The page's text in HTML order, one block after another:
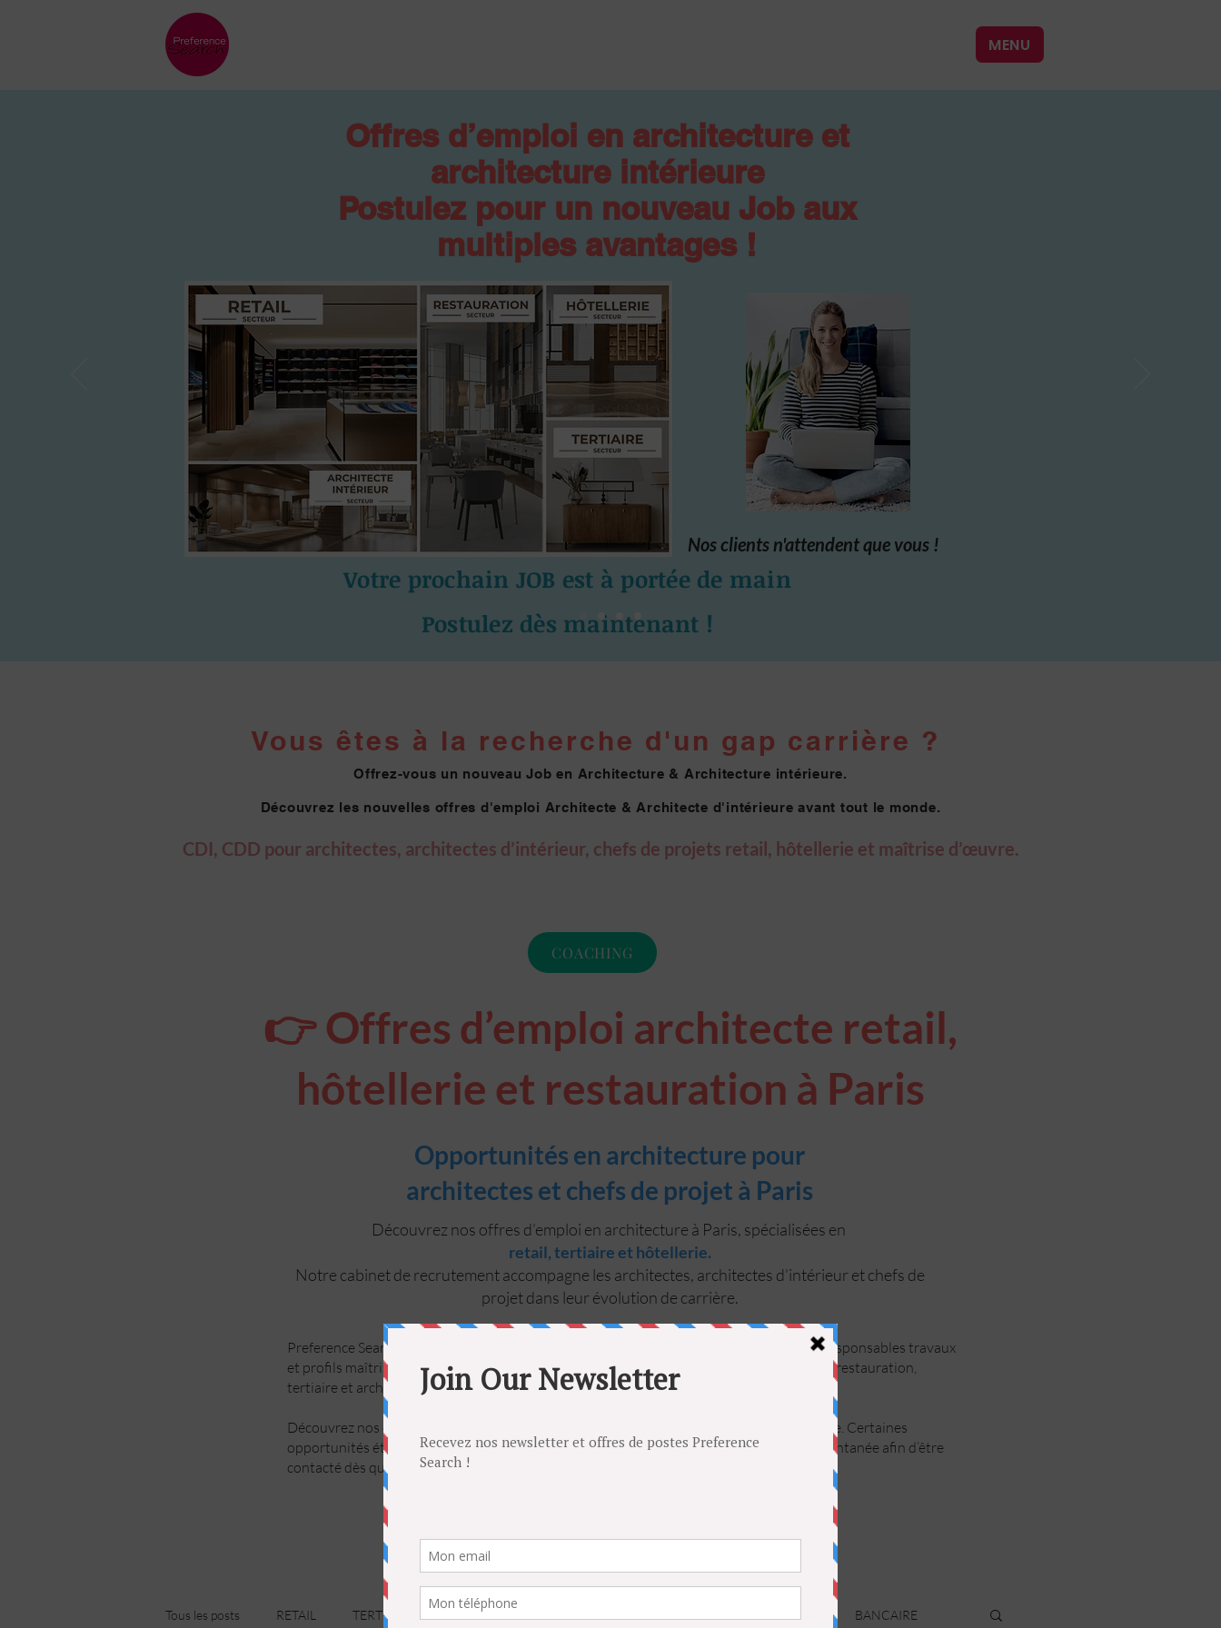
MENU
Offres d’emploi en architecture et
architecture intérieure
Postulez pour un nouveau Job aux
multiples avantages !
Nos clients n'attendent que vous !
Votre prochain JOB est à portée de main
Postulez dès maintenant !
Vous êtes à la recherche d'un gap carrière ?
Offrez-vous un nouveau Job en Architecture & Architecture intérieure.
Découvrez les nouvelles offres d'emploi Architecte & Architecte d'intérieure avant tout le monde.
CDI, CDD pour architectes, architectes d’intérieur, chefs de projets retail, hôtellerie et maîtrise d’œuvre.
COACHING
👉 Offres d’emploi architecte retail,
hôtellerie et restauration à Paris
Opportunités en architecture pour
architectes et chefs de projet à Paris
Découvrez nos offres d’emploi en architecture à Paris, spécialisées en
retail, tertiaire et hôtellerie.
Notre cabinet de recrutement accompagne les architectes, architectes d’intérieur et chefs de
projet dans leur évolution de carrière.
Preference Search accompagne les architectes, architectes d’intérieur, chefs de projets, responsables travaux
et profils maîtrise d’œuvre dans leur recherche d’emploi en architecture, retail, hôtellerie, restauration,
tertiaire et architecture intérieure.
Découvrez nos offres d’emploi en CDI, CDD à Paris, en Île-de-France et partout en France. Certaines
opportunités étant confidentielles, vous pouvez également déposer une candidature spontanée afin d’être
contacté dès qu’un poste correspond à votre profil.
Tous les posts RETAIL TERTIAIRE BANCAIRE